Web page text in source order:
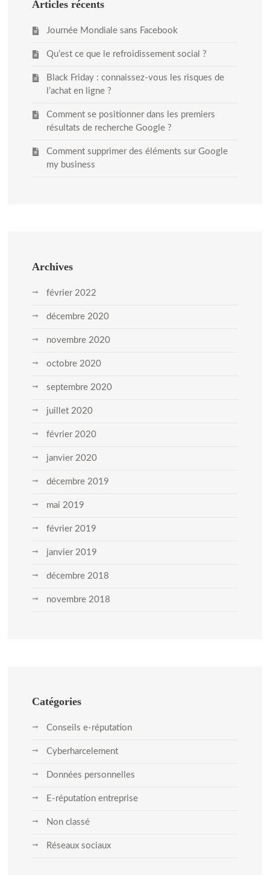
Articles récents
Journée Mondiale sans Facebook
Qu’est ce que le refroidissement social ?
Black Friday : connaissez-vous les risques de
l’achat en ligne ?
Comment se positionner dans les premiers
résultats de recherche Google ?
Comment supprimer des éléments sur Google
my business
Archives
février 2022
décembre 2020
novembre 2020
octobre 2020
septembre 2020
juillet 2020
février 2020
janvier 2020
décembre 2019
mai 2019
février 2019
janvier 2019
décembre 2018
novembre 2018
Catégories
Conseils e-réputation
Cyberharcelement
Données personnelles
E-réputation entreprise
Non classé
Réseaux sociaux